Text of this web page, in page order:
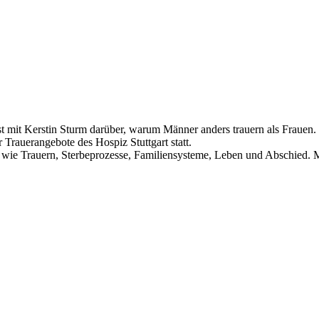
Kerstin Sturm darüber, warum Männer anders trauern als
des Hospiz Stuttgart statt.
Trauern, Sterbeprozesse, Familiensysteme, Leben und Abschied.